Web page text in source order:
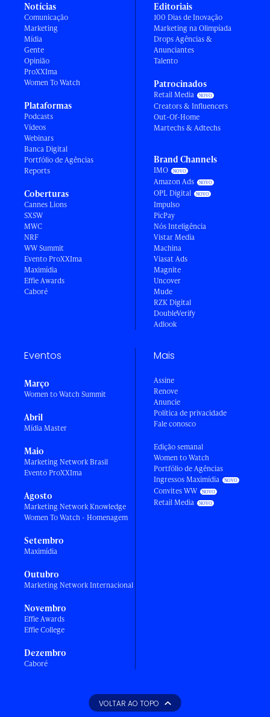
Notícias
Comunicação
Marketing
Mídia
Gente
Opinião
ProXXIma
Women To Watch
Plataformas
Podcasts
Vídeos
Webinars
Banca Digital
Portfólio de Agências
Reports
Coberturas
Cannes Lions
SXSW
MWC
NRF
WW Summit
Evento ProXXIma
Maximídia
Effie Awards
Caboré
Editoriais
100 Dias de Inovação
Marketing na Olimpíada
Drops Agências &
Anunciantes
Talento
Patrocinados
Retail Media
Creators & Influencers
Out-Of-Home
Martechs & Adtechs
Brand Channels
IMO
Amazon Ads
OPL Digital
Impulso
PicPay
Nós Inteligência
Vistar Media
Machina
Viasat Ads
Magnite
Uncover
Mude
RZK Digital
DoubleVerify
Adlook
Eventos
Março
Women to Watch Summit
Abril
Mídia Master
Maio
Marketing Network Brasil
Evento ProXXIma
Agosto
Marketing Network Knowledge
Women To Watch - Homenagem
Setembro
Maximídia
Outubro
Marketing Network Internacional
Novembro
Effie Awards
Effie College
Dezembro
Caboré
Mais
Assine
Renove
Anuncie
Política de privacidade
Fale conosco
Edição semanal
Women to Watch
Portfólio de Agências
Ingressos Maximídia
Convites WW
Retail Media
VOLTAR AO TOPO